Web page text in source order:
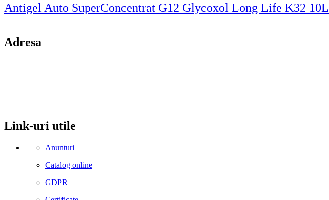
Antigel Auto SuperConcentrat G12 Glycoxol Long Life K32 10L
Adresa
Link-uri utile
Anunturi
Catalog online
GDPR